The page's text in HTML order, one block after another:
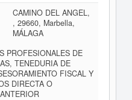
CAMINO DEL ANGEL,
, 29660, Marbella,
MÁLAGA
PROFESIONALES DE
TENEDURIA DE
FISCAL Y
DIRECTA O